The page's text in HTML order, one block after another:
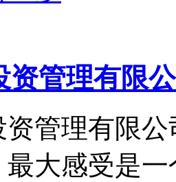
资管理有限
资管理有限
大感受是